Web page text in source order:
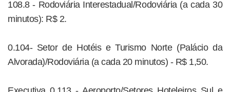
108.8 - Rodoviária Interestadual/Rodoviária (a cada 30
minutos): R$ 2.
0.104- Setor de Hotéis e Turismo Norte (Palácio da
Alvorada)/Rodoviária (a cada 20 minutos) - R$ 1,50.